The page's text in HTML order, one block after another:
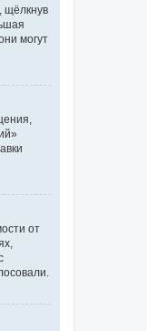
щёлкнув
могут
от